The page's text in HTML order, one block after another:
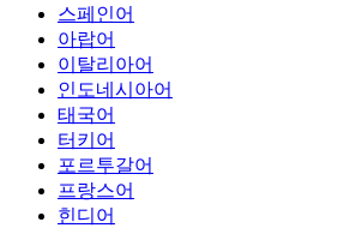
스페인어
아랍어
이탈리아어
인도네시아어
태국어
터키어
포르투갈어
프랑스어
힌디어